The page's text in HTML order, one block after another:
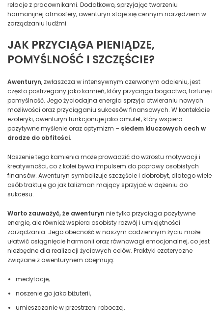
relacje z pracownikami. Dodatkowo, sprzyjając tworzeniu
harmonijnej atmosfery, awenturyn staje się cennym narzędziem w
zarządzaniu ludźmi.
JAK PRZYCIĄGA PIENIĄDZE,
POMYŚLNOŚĆ I SZCZĘŚCIE?
Awenturyn, zwłaszcza w intensywnym czerwonym odcieniu, jest
często postrzegany jako kamień, który przyciąga bogactwo, fortunę i
pomyślność. Jego życiodajna energia sprzyja otwieraniu nowych
możliwości oraz przyciąganiu sukcesów finansowych. W kontekście
ezoteryki, awenturyn funkcjonuje jako amulet, który wspiera
pozytywne myślenie oraz optymizm – siedem kluczowych cech w
drodze do obfitości.
Noszenie tego kamienia może prowadzić do wzrostu motywacji i
kreatywności, co z kolei bywa impulsem do poprawy osobistych
finansów. Awenturyn symbolizuje szczęście i dobrobyt, dlatego wiele
osób traktuje go jak talizman mający sprzyjać w dążeniu do
sukcesu.
Warto zauważyć, że awenturyn nie tylko przyciąga pozytywne
energie, ale również wspiera osobisty rozwój i umiejętności
zarządzania. Jego obecność w naszym codziennym życiu może
ułatwić osiągnięcie harmonii oraz równowagi emocjonalnej, co jest
niezbędne dla realizacji życiowych celów. Praktyki ezoteryczne
związane z awenturynem obejmują:
medytacje,
noszenie go jako biżuterii,
umieszczanie w przestrzeni roboczej.